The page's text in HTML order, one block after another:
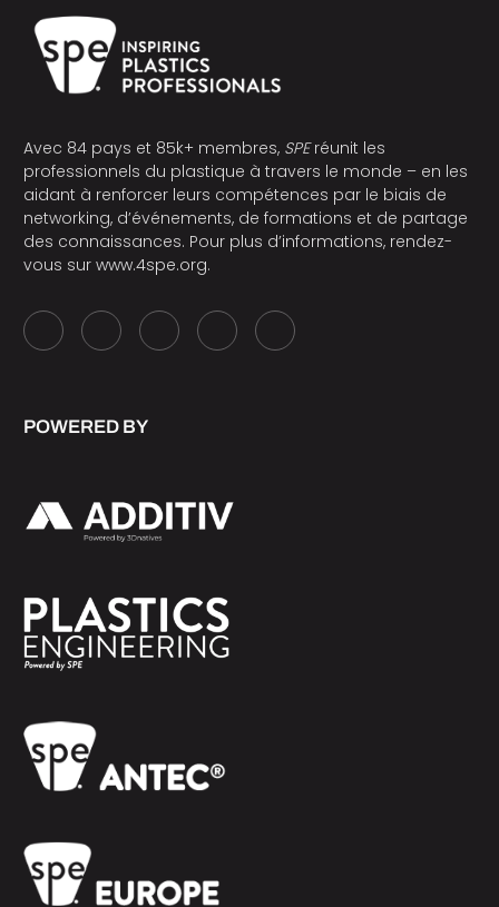
Avec 84 pays et 85k+ membres, SPEréunit les
professionnels du plastique à travers le monde – en les
aidant à renforcer leurs compétences par le biais de
networking, d’événements, de formations et de partage
des connaissances. Pour plus d’informations, rendez-
vous sur www.4spe.org.
POWERED BY